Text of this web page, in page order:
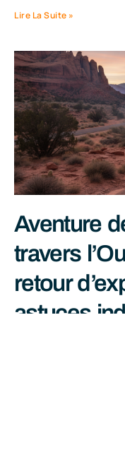
Lire La Suite »
Aventure
travers
retour
astuces